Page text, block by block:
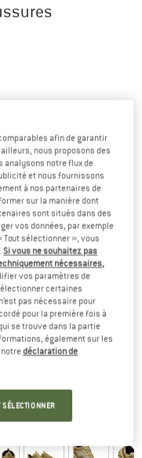
afin de garantir
nous proposons des
analysons notre flux de
et nous fournissons
à nos partenaires de
sur la manière dont
sont situés dans des
vos données, par exemple
sélectionner », vous
Si vous ne souhaitez pas
nécessaires,
vos paramètres de
certaines
pas nécessaire pour
pour la première fois à
se trouve dans la partie
également sur les
notredéclaration de
SÉLECTIONNER